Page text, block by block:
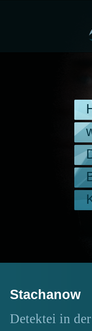
Stachanow
Detektei in